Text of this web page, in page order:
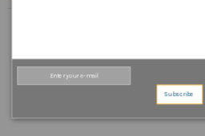
COMMENTAIRES (0)
Subscribe